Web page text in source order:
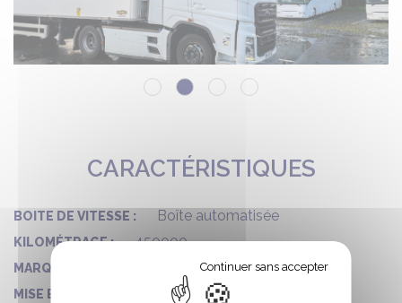
CARACTÉRISTIQUES
BOITE DE VITESSE : Boîte automatisée
KILOMÉTRAGE : 450000
MARQUE :
MISE EN CIRCULATION : 22/07/2022